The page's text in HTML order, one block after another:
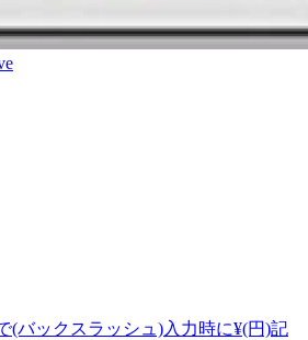
(バックスラッシュ)入力時に¥(円)記